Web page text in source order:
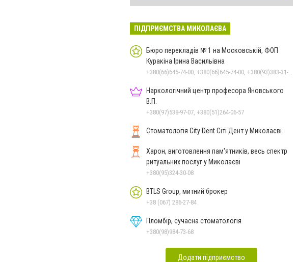
ПІДПРИЄМСТВА МИКОЛАЄВА
Бюро перекладів № 1 на Московській, ФОП
Куракіна Ірина Васильівна
Наркологічний центр професора Яновського
В.П.
+380(97)538-97-07, +380(51)264-06-57
Стоматологія City Dent Сіті Дент у Миколаєві
Харон, виготовлення пам'ятників, весь спектр
ритуальних послуг у Миколаєві
+380(95)324-30-08
BTLS Group, митний брокер
+38 (067) 286-27-84
Пломбір, сучасна стоматологія
+380(98)984-73-68
Додати підприємство